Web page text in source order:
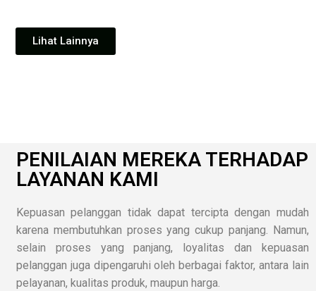
Lihat Lainnya
PENILAIAN MEREKA TERHADAP
LAYANAN KAMI
Kepuasan pelanggan tidak dapat tercipta dengan mudah
karena membutuhkan proses yang cukup panjang. Namun,
selain proses yang panjang, loyalitas dan kepuasan
pelanggan juga dipengaruhi oleh berbagai faktor, antara lain
pelayanan, kualitas produk, maupun harga.